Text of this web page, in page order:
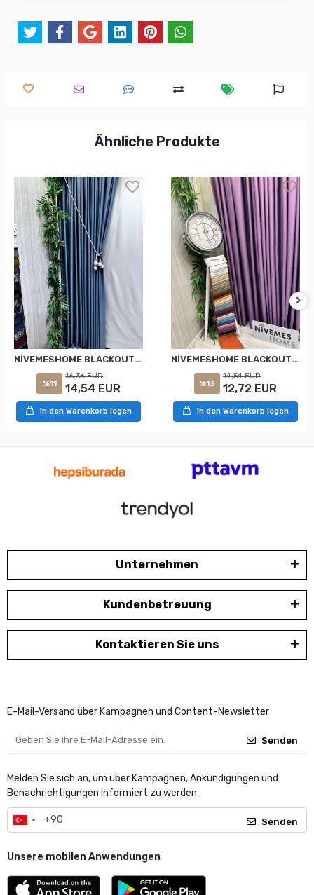
Ähnliche Produkte
NİVEMESHOME BLACKOUT 12441 V-33 BLAU VORHANG APM
%11
16,36 EUR
14,54 EUR
In den Warenkorb legen
NİVEMESHOME BLACKOUT 12441 V-25 MÜRDÜM PERDE APM
%13
14,54 EUR
12,72 EUR
In den Warenkorb legen
Unternehmen
Kundenbetreuung
Kontaktieren Sie uns
E-Mail-Versand über Kampagnen und Content-Newsletter
Senden
Melden Sie sich an, um über Kampagnen, Ankündigungen und
Benachrichtigungen informiert zu werden.
Senden
Unsere mobilen Anwendungen